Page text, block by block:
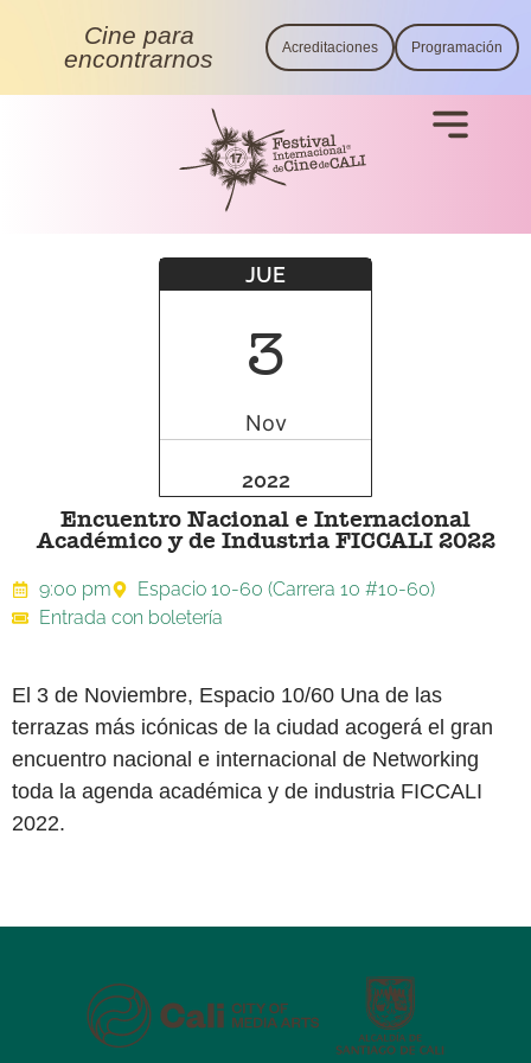
Cine para
encontrarnos
Acreditaciones Programación
JUE
3
Nov
2022
Encuentro Nacional e Internacional
Académico y de Industria FICCALI 2022
9:00 pm
Espacio 10-60 (Carrera 10 #10-60)
Entrada con boletería
El 3 de Noviembre, Espacio 10/60 Una de las
terrazas más icónicas de la ciudad acogerá el gran
encuentro nacional e internacional de Networking
toda la agenda académica y de industria FICCALI
2022.